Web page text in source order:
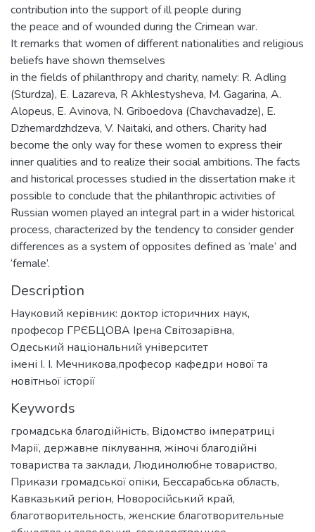
contribution into the support of ill people during
the peace and of wounded during the Crimean war.
It remarks that women of different nationalities and religious
beliefs have shown themselves
in the fields of philanthropy and charity, namely: R. Adling
(Sturdza), E. Lazareva, R Akhlestysheva, M. Gagarina, A.
Alopeus, E. Avinova, N. Griboedova (Chavchavadze), E.
Dzhemardzhdzeva, V. Naitaki, and others. Charity had
become the only way for these women to express their
inner qualities and to realize their social ambitions. The facts
and historical processes studied in the dissertation make it
possible to conclude that the philanthropic activities of
Russian women played an integral part in a wider historical
process, characterized by the tendency to consider gender
differences as a system of opposites defined as ‘male’ and
‘female’.
Description
Науковий керівник: доктор історичних наук,
професор ГРЄБЦОВА Ірена Світозарівна,
Одеський національний університет
імені І. І. Мечникова,професор кафедри нової та
новітньої історії
Keywords
громадська благодійність, Відомство імператриці
Марії, державне піклування, жіночі благодійні
товариства та заклади, Людинолюбне товариство,
Прикази громадської опіки, Бессарабська область,
Кавказький регіон, Новоросійський край,
благотворительность, женские благотворительные